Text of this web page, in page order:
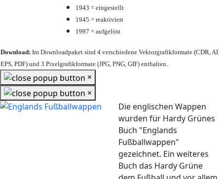
1943 = eingestellt
1945 = reaktiviert
1997 = aufgelöst
Download: Im Downloadpaket sind 4 verschiedene Vektorgrafikformate (CDR, AI
EPS, PDF) und 3 Pixelgrafikformate (JPG, PNG, GIF) enthalten.
×
×
Die englischen Wappen
wurden für Hardy Grünes
Buch "Englands
Fußballwappen"
gezeichnet. Ein weiteres
Buch das Hardy Grüne